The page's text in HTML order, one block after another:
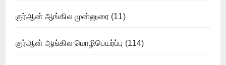
குர்ஆன் ஆங்கில முன்னுரை(11)
குர்ஆன் ஆங்கில மொழிபெயர்ப்பு (114)